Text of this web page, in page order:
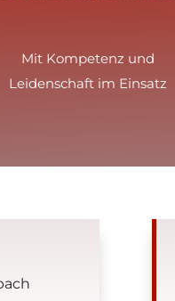
Mit Kompetenz und
Leidenschaft im Einsatz